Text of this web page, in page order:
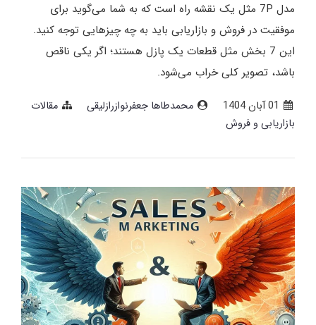
مدل 7P مثل یک نقشه راه است که به شما می‌گوید برای
موفقیت در فروش و بازاریابی باید به چه چیزهایی توجه کنید.
این 7 بخش مثل قطعات یک پازل هستند؛ اگر یکی ناقص
باشد، تصویر کلی خراب می‌شود.
01 آبان 1404 محمدطاها جعفرنوازرازلیقی
مقالات
بازاریابی و فروش